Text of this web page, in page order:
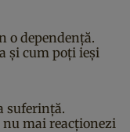
o dependență.
și cum poți ieși
suferință.
nu mai reacționezi